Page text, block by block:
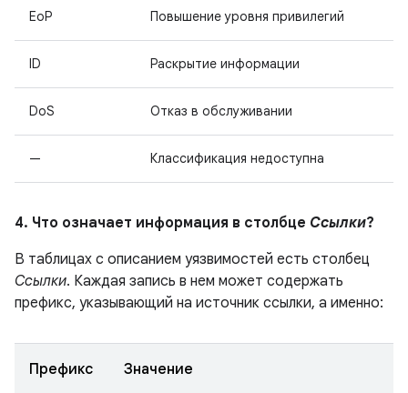
EoP Повышение уровня привилегий
ID Раскрытие информации
DoS Отказ в обслуживании
— Классификация недоступна
4. Что означает информация в столбце Ссылки?
В таблицах с описанием уязвимостей есть столбец
Ссылки. Каждая запись в нем может содержать
префикс, указывающий на источник ссылки, а именно:
Префикс Значение